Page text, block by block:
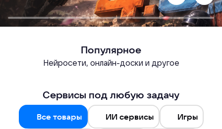
Популярное
Нейросети, онлайн-доски и другое
Сервисы под любую задачу
Все товары ИИ сервисы Игры